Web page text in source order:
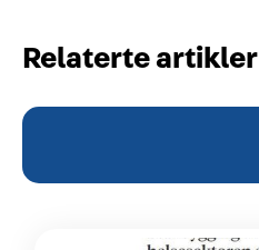
Relaterte artikler